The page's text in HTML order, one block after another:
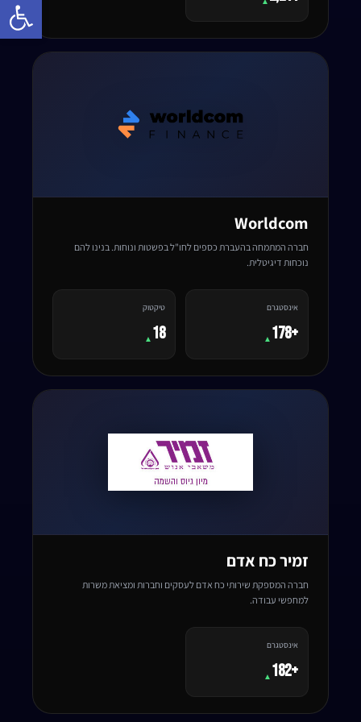
Worldcom
חברה המתמחה בהעברת כספים לחו"ל בפשטות ונוחות. בנינו להם
נוכחות דיגיטלית.
אינסטגרם
+178
▲
טיקטוק
18
▲
זמיר כח אדם
חברה המספקת שירותי כח אדם לעסקים וחברות ומציאת משרות
למחפשי עבודה.
אינסטגרם
+182
▲